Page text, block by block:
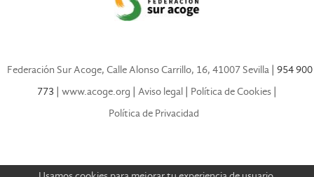
Federación Sur Acoge, Calle Alonso Carrillo, 16, 41007 Sevilla | 954 900
773 | www.acoge.org | Aviso legal | Política de Cookies |
Política de Privacidad